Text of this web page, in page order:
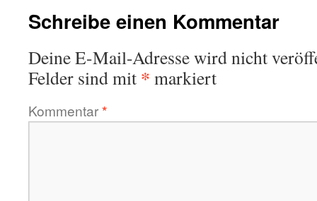
Schreibe einen Kommentar
Deine E-Mail-Adresse wird nicht
Felder sind mit * markiert
Kommentar*